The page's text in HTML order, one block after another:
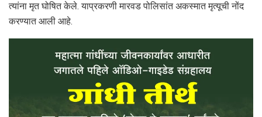
त्यांना मृत घोषित केले. याप्रकरणी मारवड पोलिसांत अकस्मात मृत्यूची नोंद
करण्यात आली आहे.